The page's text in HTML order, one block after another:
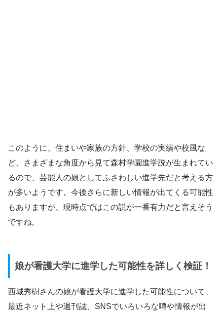
このように、住まいや家族の方針、学校の実績や校風な
ど、さまざまな角度から見て森村学園進学説が生まれてい
るので、芸能人の娘としてふさわしい進学先だと考える方
が多いようです。今後さらに新しい情報が出てくる可能性
もありますが、現時点ではこの説が一番有力だと言えそう
ですね。
娘が看護大学に進学した可能性を詳しく検証！
西城秀樹さんの娘が看護大学に進学した可能性について、
最近ネット上や週刊誌、SNSでいろいろな噂や情報が出